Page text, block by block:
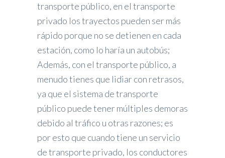
transporte público, en el transporte
privado los trayectos pueden ser más
rápido porque no se detienen en cada
estación, como lo haría un autobús;
Además, con el transporte público, a
menudo tienes que lidiar con retrasos,
ya que el sistema de transporte
público puede tener múltiples demoras
debido al tráfico u otras razones; es
por esto que cuando tiene un servicio
de transporte privado, los conductores